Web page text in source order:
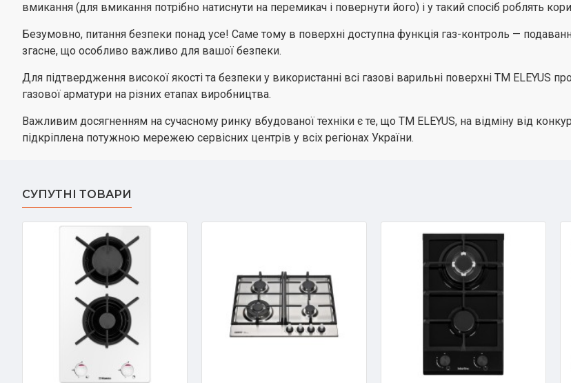
вмикання (для вмикання потрібно натиснути на перемикач і повернути його) і у такий спосіб роблять
Безумовно, питання безпеки понад усе! Саме тому в поверхні доступна функція газ-контроль —
згасне, що особливо важливо для вашої безпеки.
Для підтвердження високої якості та безпеки у використанні всі газові варильні поверхні ТМ ELEYUS
газової арматури на різних етапах виробництва.
Важливим досягненням на сучасному ринку вбудованої техніки є те, що ТМ ELEYUS, на відміну від
підкріплена потужною мережею сервісних центрів у всіх регіонах України.
СУПУТНІ ТОВАРИ